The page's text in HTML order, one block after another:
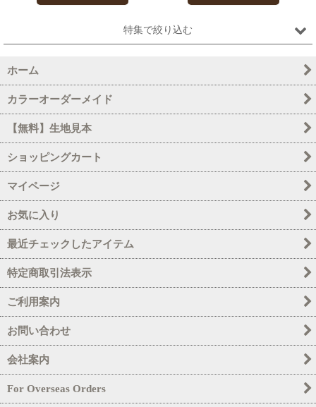
特集で絞り込む
ホワイト・オフ・ベージュ
ピンク
レッド・ワイン
ネイビー・ブルー
グリーン・エメラルド
グレー・ブラック
パープル・ラベンダー
イエロー・オレンジ
濃ベージュ・ブラウン
ワイン・エンジ
ホーム
カラーオーダーメイド
【無料】生地見本
ショッピングカート
マイページ
お気に入り
最近チェックしたアイテム
特定商取引法表示
ご利用案内
お問い合わせ
会社案内
For Overseas Orders